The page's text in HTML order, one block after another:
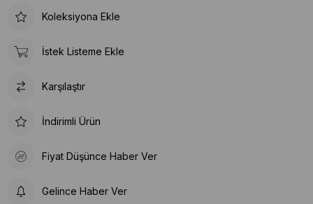
Koleksiyona Ekle
İstek Listeme Ekle
Karşılaştır
İndirimli Ürün
Fiyat Düşünce Haber Ver
Gelince Haber Ver